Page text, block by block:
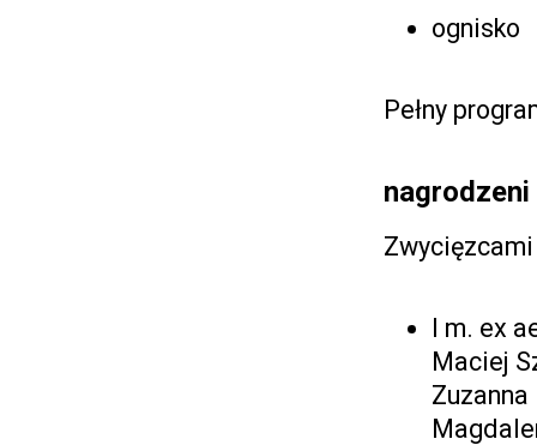
ognisko
Pełny
nagrodzeni
I m. ex
Maciej